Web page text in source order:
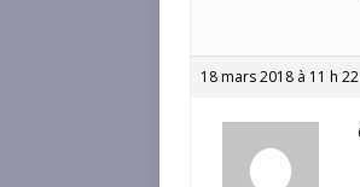
18 mars 2018 à 11 h